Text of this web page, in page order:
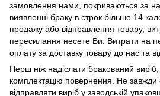
замовлення нами, покриваються за
виявленні браку в строк більше 14
продажу або відправлення товару,
пересилання несете Ви. Витрати на
оплату за доставку товару до нас та
Перш ніж надіслати бракований
комплектацію повернення. Не завжди
відправляти виріб у заводській